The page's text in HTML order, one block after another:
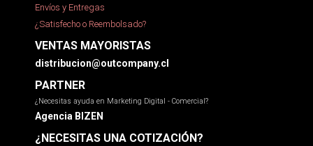
Envíos y Entregas
¿Satisfecho o Reembolsado?
VENTAS MAYORISTAS
distribucion@outcompany.cl
PARTNER
¿Necesitas ayuda en Marketing Digital - Comercial?
Agencia BIZEN
¿NECESITAS UNA COTIZACIÓN?